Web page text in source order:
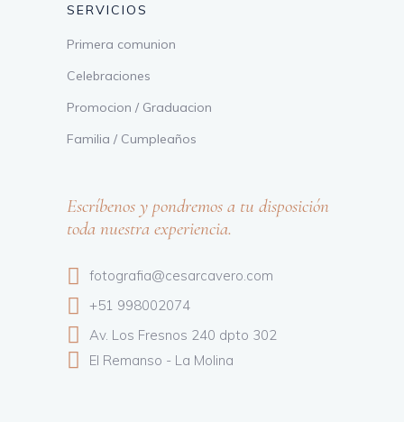
SERVICIOS
Primera comunion
Celebraciones
Promocion / Graduacion
Familia / Cumpleaños
Escríbenos y pondremos a tu disposición
toda nuestra experiencia.
fotografia@cesarcavero.com
+51 998002074
Av. Los Fresnos 240 dpto 302
El Remanso - La Molina